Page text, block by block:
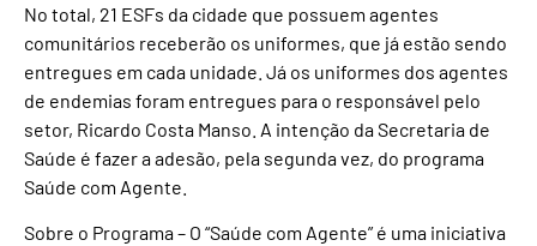
No total, 21 ESFs da cidade que possuem agentes
comunitários receberão os uniformes, que já estão sendo
entregues em cada unidade. Já os uniformes dos agentes
de endemias foram entregues para o responsável pelo
setor, Ricardo Costa Manso. A intenção da Secretaria de
Saúde é fazer a adesão, pela segunda vez, do programa
Saúde com Agente.
Sobre o Programa – O “Saúde com Agente” é uma iniciativa